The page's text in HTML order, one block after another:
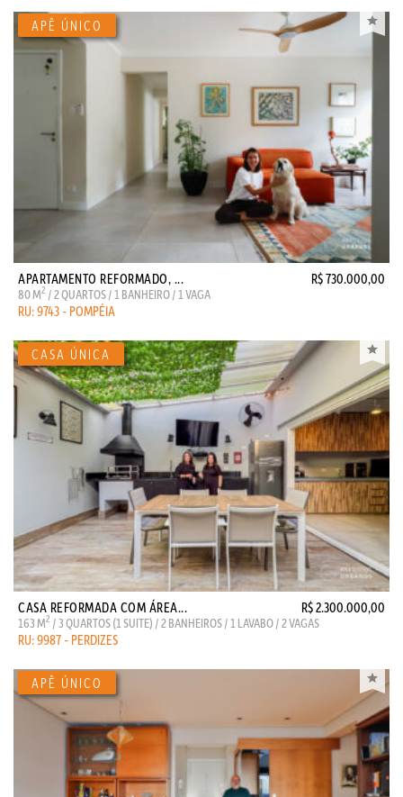
APARTAMENTO REFORMADO, ... R$ 730.000,00
80 M2 / 2 QUARTOS / 1 BANHEIRO / 1 VAGA
RU: 9743 - POMPÉIA
CASA REFORMADA COM ÁREA... R$ 2.300.000,00
163 M2 / 3 QUARTOS (1 SUITE) / 2 BANHEIROS / 1 LAVABO / 2 VAGAS
RU: 9987 - PERDIZES